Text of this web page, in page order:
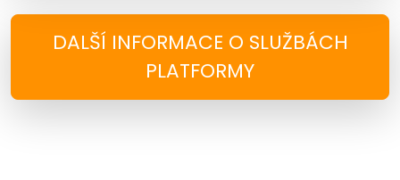
DALŠÍ INFORMACE O SLUŽBÁCH
PLATFORMY